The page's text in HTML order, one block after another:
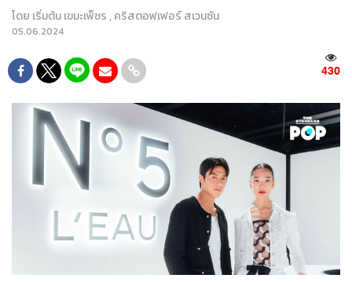
โดย เริ่มต้น เขมะเพ็ชร, คริสตอฟเฟอร์ สเวนซัน
05.06.2024
430